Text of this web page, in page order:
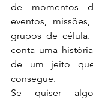
de momentos
eventos,
grupos de
conta uma
de um jeito
consegue.
Se quiser